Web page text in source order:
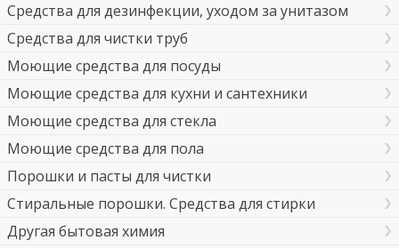
Средства для дезинфекции, уходом за унитазом
Средства для чистки труб
Моющие средства для посуды
Моющие средства для кухни и сантехники
Моющие средства для стекла
Моющие средства для пола
Порошки и пасты для чистки
Стиральные порошки. Средства для стирки
Другая бытовая химия